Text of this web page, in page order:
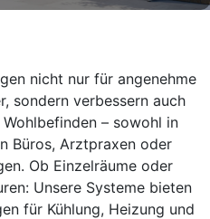
nicht nur für angenehme
sondern verbessern auch
– sowohl in
Büros, Arztpraxen oder
Ob Einzelräume oder
Unsere Systeme bieten
für Kühlung, Heizung und